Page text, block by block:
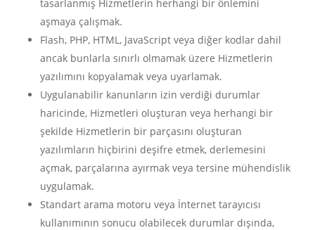
tasarlanmış Hizmetlerin herhangi bir önlemini
aşmaya çalışmak.
Flash, PHP, HTML, JavaScript veya diğer kodlar dahil
ancak bunlarla sınırlı olmamak üzere Hizmetlerin
yazılımını kopyalamak veya uyarlamak.
Uygulanabilir kanunların izin verdiği durumlar
haricinde, Hizmetleri oluşturan veya herhangi bir
şekilde Hizmetlerin bir parçasını oluşturan
yazılımların hiçbirini deşifre etmek, derlemesini
açmak, parçalarına ayırmak veya tersine mühendislik
uygulamak.
Standart arama motoru veya İnternet tarayıcısı
kullanımının sonucu olabilecek durumlar dışında,